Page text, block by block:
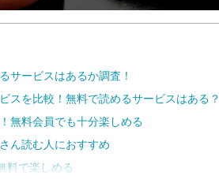
サービスはあるか調査！
スを比較！無料で読めるサービスはある？
無料会員でも十分楽しめる
ん読む人におすすめ
料で楽しめる